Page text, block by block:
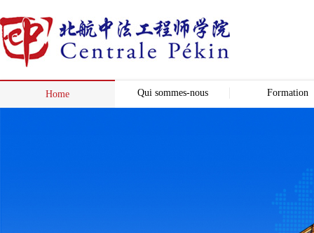
Home Qui sommes-nous Formation